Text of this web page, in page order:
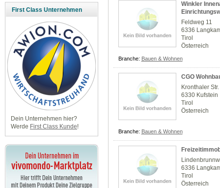
First Class Unternehmen
Dein Unternehmen hier?
Werde First Class Kunde!
Winkler
Feldweg 11
6336
Tirol
Österreich
Branche: Bauen & Wohnen
CGO
Kronthaler
6330 Kufstein
Tirol
Österreich
Branche: Bauen & Wohnen
6336
Tirol
Österreich